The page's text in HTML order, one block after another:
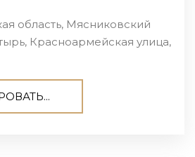
область, Мясниковский
Красноармейская улица,